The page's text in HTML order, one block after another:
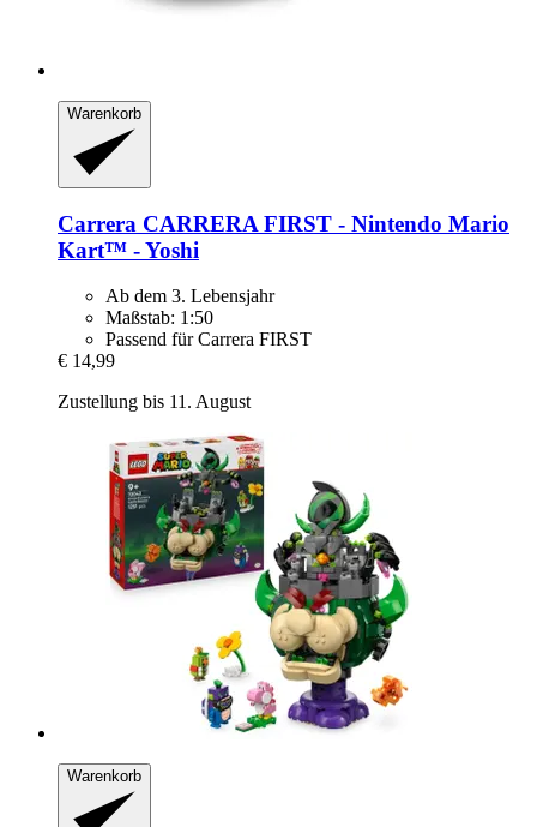
Warenkorb
Carrera CARRERA FIRST -​ Nintendo Mario
Kart™ -​ Yoshi
Ab dem 3. Lebensjahr
Maßstab: 1:50
Passend für Carrera FIRST
€ 14,99
Zustellung bis 11. August
Warenkorb